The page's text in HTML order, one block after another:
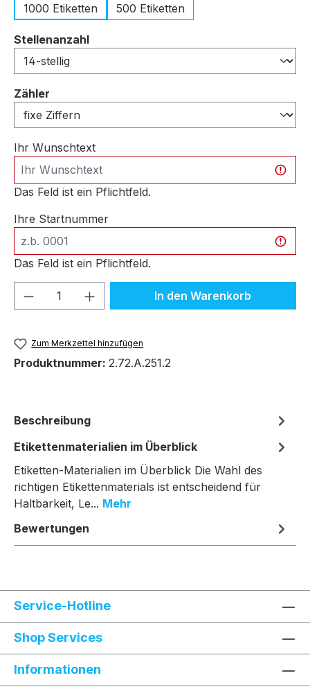
1000 Etiketten
500 Etiketten
Stellenanzahlauswählen
Zähler
Ihr Wunschtext
Das Feld ist ein Pflichtfeld.
Ihre Startnummer
Das Feld ist ein Pflichtfeld.
Produkt Anzahl: Gib denIn den Warenkorb
Zum Merkzettel hinzufügen
Produktnummer: 2.72.A.251.2
Beschreibung
Etikettenmaterialien im Überblick
Etiketten-Materialien im Überblick Die Wahl des
richtigen Etikettenmaterials ist entscheidend für
Haltbarkeit, Le... Mehr
Bewertungen
Service-Hotline
Shop Services
Informationen